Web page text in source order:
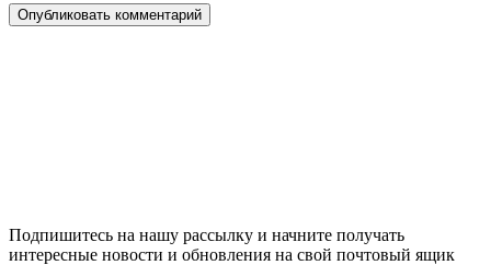
Подпишитесь на нашу рассылку и начните получать
интересные новости и обновления на свой почтовый ящик